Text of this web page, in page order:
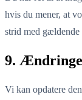
hvis du mener, at
strid med gældende
9.
Vi kan opdatere